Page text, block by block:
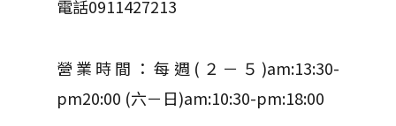
電話0911427213
營業時間：每週(２－５)am:13:30-
pm20:00 (六－日)am:10:30-pm:18:00